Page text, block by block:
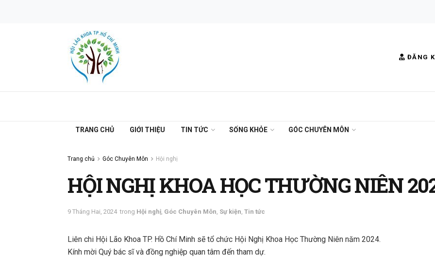
ĐĂNG
TRANG CHỦ GIỚI THIỆU TIN TỨC SỐNG KHỎE GÓC CHUYÊN MÔN
Trang chủ Góc Chuyên Môn Hội nghị
HỘI NGHỊ KHOA HỌC THƯỜNG NIÊN
9 Tháng Hai, 2024 trong Hội nghị Góc Chuyên Môn Sự kiện ,Tin tức
Liên chi Hội Lão Khoa TP. Hồ Chí Minh sẽ tổ chức Hội Nghị Khoa Học Thường Niên năm 2024.
Kính mời Quý bác sĩ và đồng nghiệp quan tâm đến tham dự.